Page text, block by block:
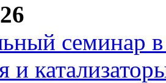
семинар в
и